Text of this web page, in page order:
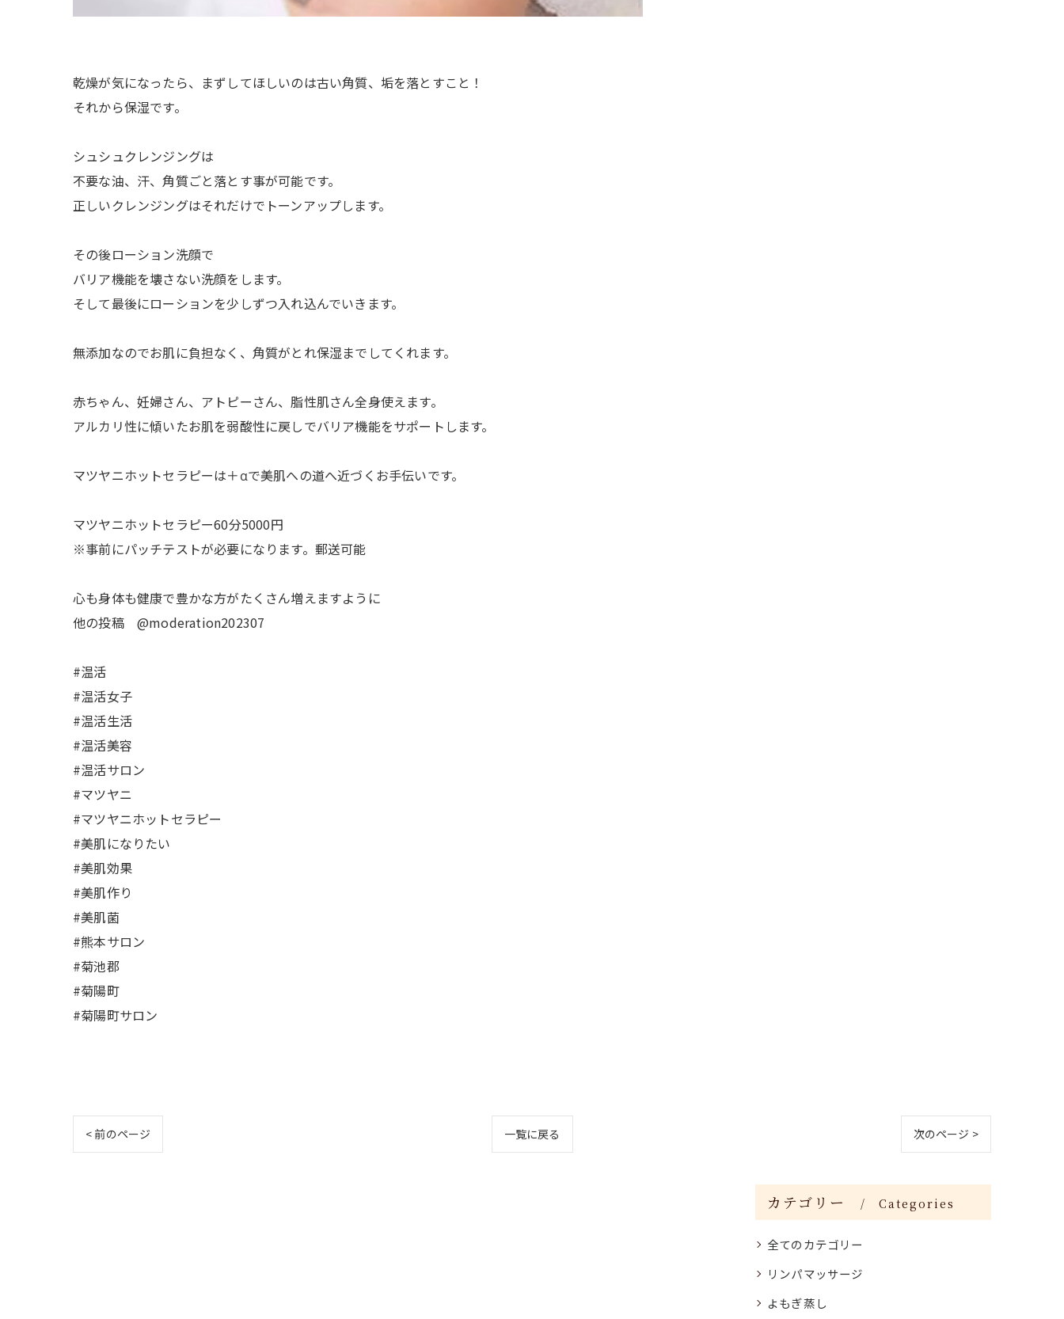
乾燥が気になったら、まずしてほしいのは古い角質、垢を落とすこと！
それから保湿です。
シュシュクレンジングは
不要な油、汗、角質ごと落とす事が可能です。
正しいクレンジングはそれだけでトーンアップします。
その後ローション洗顔で
バリア機能を壊さない洗顔をします。
そして最後にローションを少しずつ入れ込んでいきます。
無添加なのでお肌に負担なく、角質がとれ保湿までしてくれます。
赤ちゃん、妊婦さん、アトピーさん、脂性肌さん全身使えます。
アルカリ性に傾いたお肌を弱酸性に戻しでバリア機能をサポートします。
マツヤニホットセラピーは＋αで美肌への道へ近づくお手伝いです。
マツヤニホットセラピー60分5000円
※事前にパッチテストが必要になります。郵送可能
心も身体も健康で豊かな方がたくさん増えますように
他の投稿 @moderation202307
#温活
#温活女子
#温活生活
#温活美容
#温活サロン
#マツヤニ
#マツヤニホットセラピー
#美肌になりたい
#美肌効果
#美肌作り
#美肌菌
#熊本サロン
#菊池郡
#菊陽町
#菊陽町サロン
< 前のページ 一覧に戻る 次のページ >
カテゴリー Categories
全てのカテゴリー
リンパマッサージ
よもぎ蒸し